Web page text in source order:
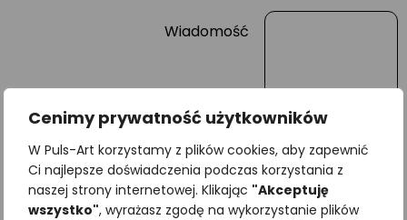
Cenimy prywatność użytkowników
W Puls-Art korzystamy z plików cookies, aby zapewnić
Ci najlepsze doświadczenia podczas korzystania z
naszej strony internetowej. Klikając "Akceptuję
wszystko", wyrażasz zgodę na wykorzystanie plików
Wiadomość